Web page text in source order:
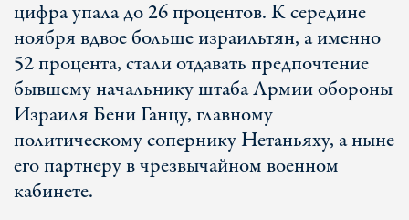
цифра упала до 26 процентов. К середине
ноября вдвое больше израильтян, а именно
52 процента, стали отдавать предпочтение
бывшему начальнику штаба Армии обороны
Израиля Бени Ганцу, главному
политическому сопернику Нетаньяху, а ныне
его партнеру в чрезвычайном военном
кабинете.